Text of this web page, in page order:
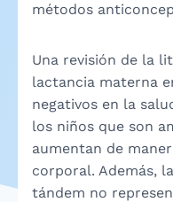
métodos
Una revisión de la
lactancia materna
negativos en la
los niños que son
aumentan de
corporal. Además,
tándem no